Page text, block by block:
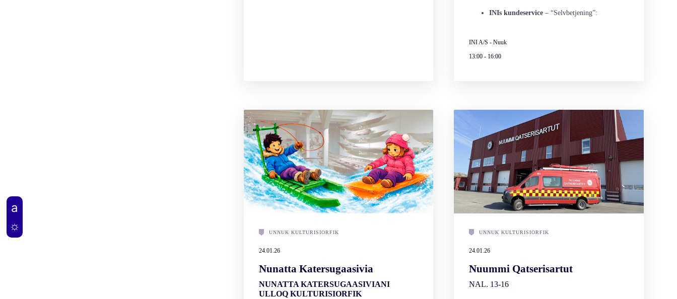
INIs kundeservice – “Selvbetjening”:
INI A/S - Nuuk
13:00 - 16:00
UNNUK KULTURISIORFIK
24.01.26
Nunatta Katersugaasivia
NUNATTA KATERSUGAASIVIANI
ULLOQ KULTURISIORFIK
UNNUK KULTURISIORFIK
24.01.26
Nuummi Qatserisartut
NAL. 13-16